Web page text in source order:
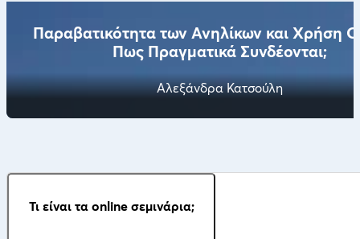
Παραβατικότητα των Ανηλίκων και Χρήση
Πως Πραγματικά Συνδέονται;
Αλεξάνδρα Κατσούλη
Τι είναι τα online σεμινάρια;